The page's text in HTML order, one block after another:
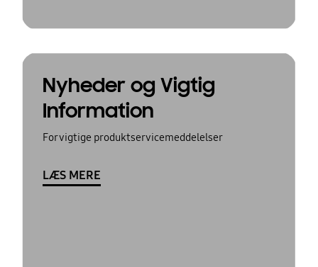
Nyheder og Vigtig
Information
For vigtige produktservicemeddelelser
LÆS MERE